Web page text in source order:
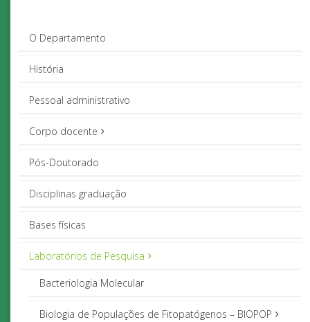
O Departamento
História
Pessoal administrativo
Corpo docente
Pós-Doutorado
Disciplinas graduação
Bases físicas
Laboratórios de Pesquisa
Bacteriologia Molecular
Biologia de Populações de Fitopatógenos – BIOPOP